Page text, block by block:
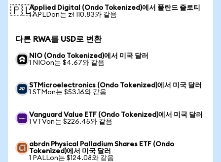
🇵🇱Applied Digital (Ondo Tokenized)에서 폴란드 즐로티
1 APLDon는 zł 110.83와 같음
다른 RWA를 USD로 변환
NIO (Ondo Tokenized)에서 미국 달러
1 NIOon는 $4.67와 같음
STMicroelectronics (Ondo Tokenized)에서 미국 달러
1 STMon는 $53.16와 같음
Vanguard Value ETF (Ondo Tokenized)에서 미국 달러
1 VTVon는 $226.45와 같음
abrdn Physical Palladium Shares ETF (Ondo
Tokenized)에서 미국 달러
1 PALLon는 $124.08와 같음